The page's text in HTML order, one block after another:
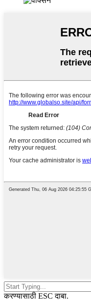
करण्यासाठी ESC दाबा.